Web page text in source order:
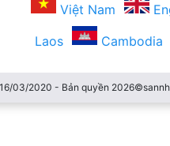
Việt Nam
Laos
Cambodia
03/2020 - Bản quyền